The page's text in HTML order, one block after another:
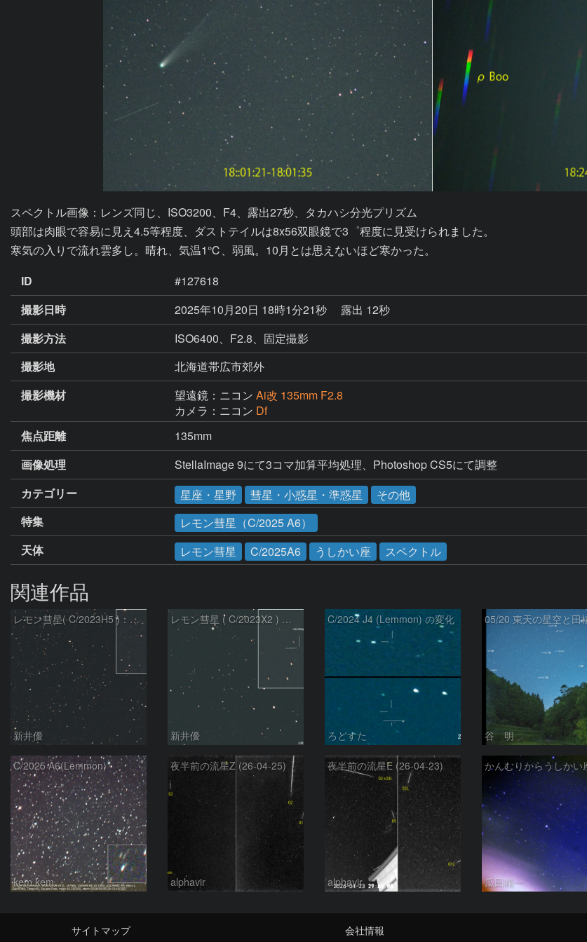
スペクトル画像：レンズ同じ、ISO3200、F4、露出27秒、タカハシ分光プリズム
頭部は肉眼で容易に見え4.5等程度、ダストテイルは8x56双眼鏡で3゜程度に見受けられました。
寒気の入りで流れ雲多し。晴れ、気温1℃、弱風。10月とは思えないほど寒かった。
ID
#127618
撮影日時
2025年10月20日 18時1分21秒
露出 12秒
撮影方法
ISO6400、F2.8、固定撮影
撮影地
北海道帯広市郊外
撮影機材
望遠鏡：ニコン Ai改 135mm F2.8
カメラ：ニコン Df
焦点距離
135mm
画像処理
StellaImage 9にて3コマ加算平均処理、Photoshop CS5にて調整
カテゴリー
星座・星野 彗星・小惑星・準惑星
その他
特集
レモン彗星（C/2025 A6）
天体
レモン彗星 C/2025A6 うしかい座 スペクトル
関連作品
レモン彗星( C/2023H5 )：2026/05/20
新井優
レモン彗星 ( C/2023X2 ) の予報位置：2026/05/29
新井優
C/2024 J4 (Lemmon) の変化
ろどすた
05/20 東天の星空と田
谷 明
C/2025 A6(Lemmon)
kem.kem
夜半前の流星Z (26-04-25)
alphavir
夜半前の流星E (26-04-23)
alphavir
かんむりからうしかい
瓜田精一
サイトマップ
会社情報